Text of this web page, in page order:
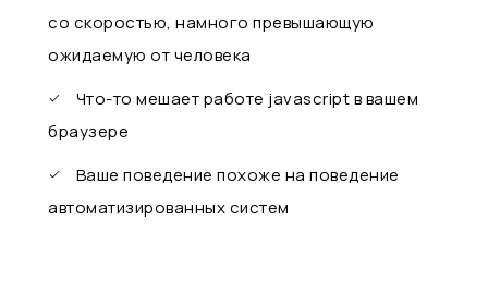
со скоростью, намного превышающую
ожидаемую от человека
Что-то мешает работе javascript в вашем
браузере
Ваше поведение похоже на поведение
автоматизированных систем